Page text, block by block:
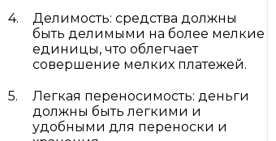
Делимость: средства должны
быть делимыми на более мелкие
единицы, что облегчает
совершение мелких платежей.
Легкая переносимость: деньги
должны быть легкими и
удобными для переноски и